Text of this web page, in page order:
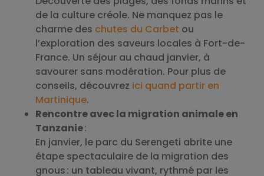
de la culture créole. Ne manquez pas le
charme des chutes du Carbet ou
l’exploration des saveurs locales à Fort-de-
France. Un séjour au chaud janvier, à
savourer sans modération. Pour plus de
conseils, découvrez ici quand partir en
Martinique.
Rencontre avec la migration animale en
Tanzanie:
En janvier, le parc du Serengeti abrite une
étape spectaculaire de la migration des
gnous : un tableau vivant, rythmé par les